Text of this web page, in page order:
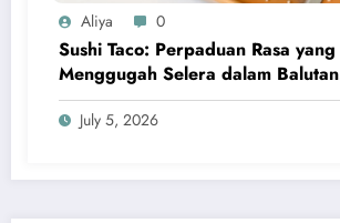
Aliya 0
Sushi Taco: Perpaduan Rasa yang
Menggugah Selera dalam Balutan
Kreativitas Modern
July 5, 2026